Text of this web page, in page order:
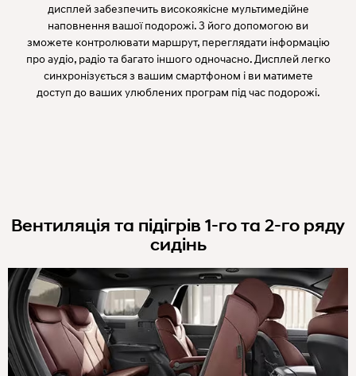
дисплей забезпечить високоякісне мультимедійне
наповнення вашої подорожі. З його допомогою ви
зможете контролювати маршрут, переглядати інформацію
про аудіо, радіо та багато іншого одночасно. Дисплей легко
синхронізується з вашим смартфоном і ви матимете
доступ до ваших улюблених програм під час подорожі.
Вентиляція та підігрів 1-го та 2-го ряду
сидінь